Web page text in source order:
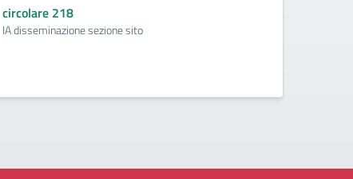
circolare 218
IA disseminazione sezione sito